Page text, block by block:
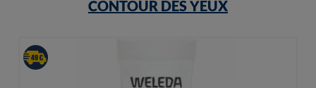
CONTOUR DES YEUX